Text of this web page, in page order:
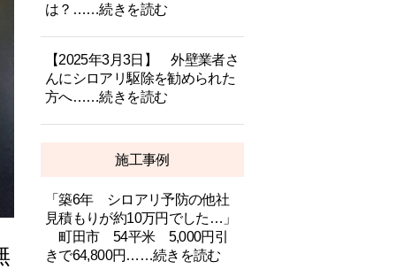
は？……続きを読む
【2025年3月3日】 外壁業者さ
んにシロアリ駆除を勧められた
方へ……続きを読む
施工事例
「築6年 シロアリ予防の他社
見積もりが約10万円でした…」
町田市 54平米 5,000円引
きで64,800円……続きを読む